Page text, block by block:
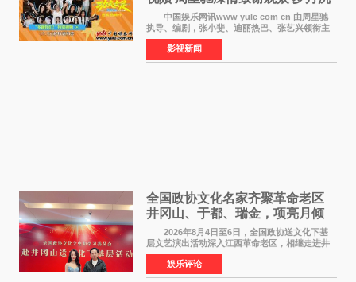
淀不灭初心
中国娱乐网讯www yule com cn 由周星驰
执导、编剧，张小斐、迪丽热巴、张艺兴领衔主
演，刘嘉玲、佐藤健特别出演，艾米、雪野、蔡
思贝、胡予安、倪好特别介绍的喜剧电影《功夫
女足》释出多谢你
影视新闻
全国政协文化名家齐聚革命老区
井冈山、于都、瑞金，项亮月倾
情献唱《桃花谣》致敬红色沃土
2026年8月4日至6日，全国政协送文化下基
层文艺演出活动深入江西革命老区，相继走进井
冈山、于都长征出发地、瑞金三地。由全国政协
文化文史和学习委员会副主任、甘肃省政协原主
席欧阳坚率团，一
娱乐评论